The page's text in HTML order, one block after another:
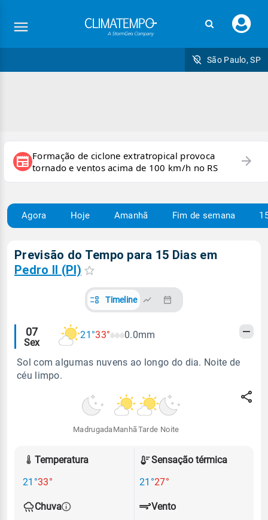
seu
São Paulo, SP
newspaper Formação de ciclone extratropical provoca
tornado e ventos acima de 100 km/h no RS
arrow_forward
Agora Hoje Amanhã Fim de semana
Previsão do Tempo para 15 Dias em
Pedro II (PI)
Timeline
Alertas
meteorológicos
07
Sex
21°33° 0.0mm
Sol com algumas nuvens ao longo do dia. Noite de
céu limpo.
Madrugada Manhã Tarde Noite
Temperatura
21°33°
Sensação térmica
21°27°
Chuva
Vento